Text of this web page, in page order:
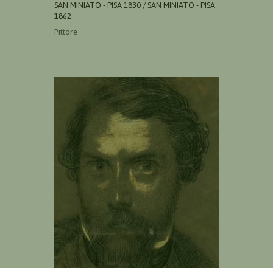
SAN MINIATO - PISA 1830 / SAN MINIATO - PISA
1862
Pittore